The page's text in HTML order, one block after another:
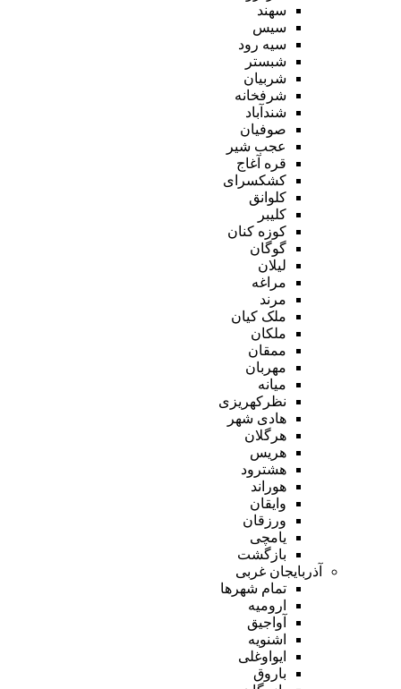
سهند
سیس
سیه رود
شبستر
شربیان
شرفخانه
شندآباد
صوفیان
عجب شیر
قره آغاج
کشکسرای
کلوانق
کلیبر
کوزه کنان
گوگان
لیلان
مراغه
مرند
ملک کیان
ملکان
ممقان
مهربان
میانه
نظرکهریزی
هادی شهر
هرگلان
هریس
هشترود
هوراند
وایقان
ورزقان
یامچی
بازگشت
آذربایجان غربی
تمام شهر‌ها
ارومیه
آواجیق
اشنویه
ایواوغلی
باروق